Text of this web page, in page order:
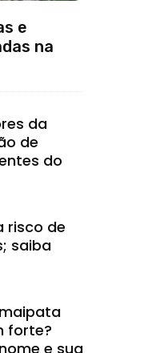
e
na
da
de
do
risco de
saiba
forte?
e sua